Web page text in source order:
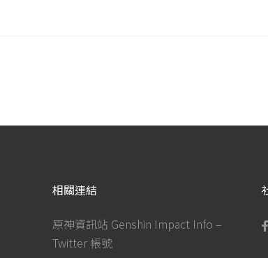
相關連結
原神資訊站 Genshin Impact Info –
Twitter 帳號